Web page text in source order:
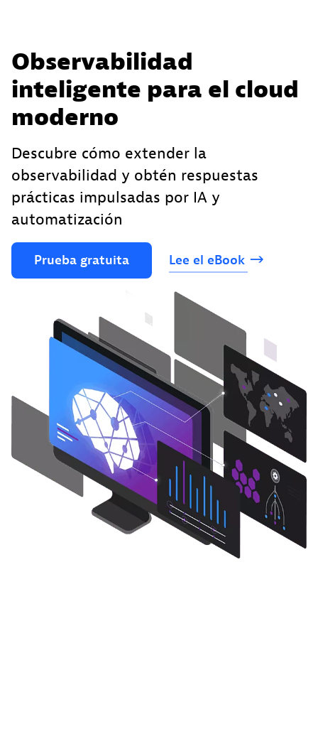
Observabilidad
inteligente para el cloud
moderno
Descubre cómo extender la
observabilidad y obtén respuestas
prácticas impulsadas por IA y
automatización
Prueba gratuita Lee el eBook